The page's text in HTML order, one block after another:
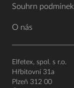
Souhrn podmínek
O nás
Elfetex, spol. s r.o.
Hřbitovní 31a
Plzeň 312 00